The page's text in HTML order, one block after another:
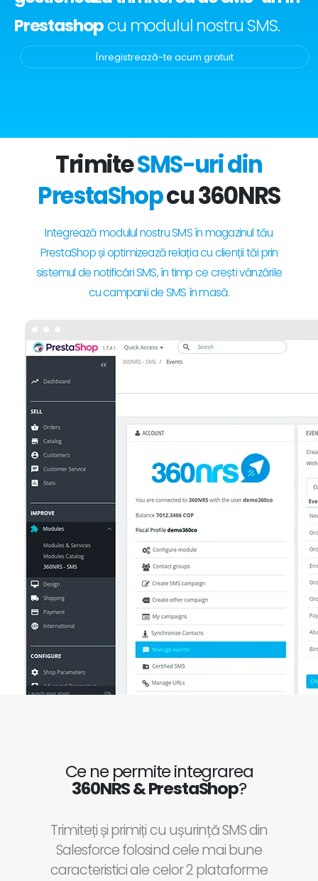
Prestashopcu modulul nostru SMS.
Înregistrează-te acum gratuit
TrimiteSMS-uri din
PrestaShopcu 360NRS
Integrează modulul nostru SMS în magazinul tău
PrestaShop și optimizează relația cu clienții tăi prin
sistemul de notificări SMS, în timp ce crești vânzările
cu campanii de SMS în masă.
Ce ne permite integrarea
360NRS & PrestaShop?
Trimiteți și primiți cu ușurință SMS din
Salesforce folosind cele mai bune
caracteristici ale celor 2 plataforme